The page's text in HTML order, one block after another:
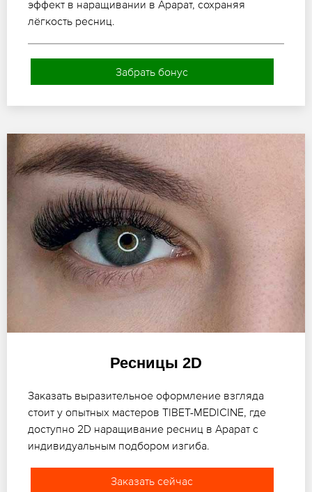
эффект в наращивании в Арарат, сохраняя
лёгкость ресниц.
Забрать бонус
Ресницы 2D
Заказать выразительное оформление взгляда
стоит у опытных мастеров TIBET-MEDICINE, где
доступно 2D наращивание ресниц в Арарат с
индивидуальным подбором изгиба.
Заказать сейчас